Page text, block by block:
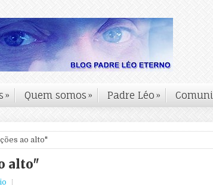
» Quem somos » Padre Léo »
ao alto"
alto"